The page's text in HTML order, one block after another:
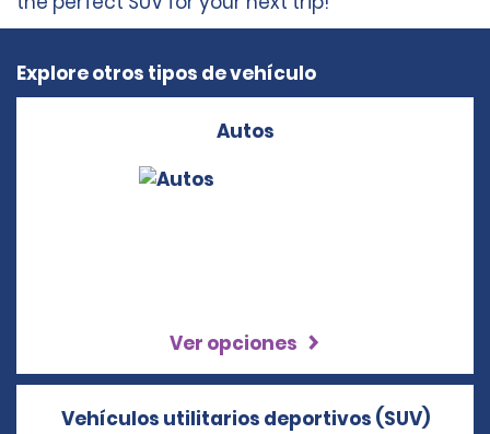
Explore otros tipos de vehículo
Autos
Ver opciones
Vehículos utilitarios deportivos (SUV)